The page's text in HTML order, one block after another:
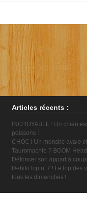
Articles récents :
INCROYABLE ! Un chien
poissons !
CHOC ! Un monstre avale
Tauromachie ? BOOM
Défoncer son appart à
DebiloTop n°7 ! Le top des
tous les dimanches !